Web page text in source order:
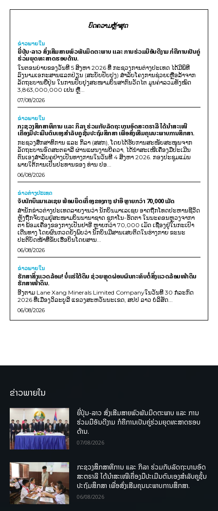
ບົດຄວາມຫຼ້າສຸດ
ຂ່າວພາຍ​ໃນ
ຍີ່ປຸ່ນ-ລາວ ສົ່ງເສີມສາຍພົວພັນມິດຕະພາບ ແລະ ການຮ່ວມມືອັນດີງາມ ກໍຄືການເປັນຄູ່
ຮ່ວມຍຸດທະສາດຮອບດ້ານ.
ໃນຕອນບ່າຍຂອງວັນທີ 5 ສິງຫາ 2026 ທີ່ ກະຊວງການຕ່າງປະເທດ ໄດ້ມີພິທີ
ລົງນາມເອກະສານແລກປ່ຽນ (ສະບັບປັບປຸງ) ສໍາລັບໂຄງການຊ່ວຍເຫຼືອລ້າຈາກ
ລັດຖະບານຍີ່ປຸ່ນ ໃນການປັບປຸງສະໜາມບິນສາກົນວັດໄຕ ມູນຄ່າລວມທັງໝົດ
3,863,000,000 ເຢນ ຫຼື...
07/08/2026
ຂ່າວພາຍ​ໃນ
ກະຊວງສຶກສາທິການ ແລະ ກິລາ ຮ່ວມກັບລັດຖະບານອົດສະຕຣາລີ ໄດ້ນຳສະເໜີ
ເຄື່ອງມືປະເມີນຕົນເອງສຳລັບຄູຊັ້ນປະຖົມສຶກສາ ເພື່ອສົ່ງເສີມຄຸນນະພາບການສຶກສາ.
ກະຊວງສຶກສາທິການ ແລະ ກິລາ (ສສກ), ໂດຍໄດ້ຮັບການສະໜັບສະໜູນຈາກ
ລັດຖະບານອົດສະຕຣາລີ ຜ່ານແຜນງານບີຄວາ, ໄດ້ນຳສະເໜີເຄື່ອງມືປະເມີນ
ຕົນເອງສຳລັບຄູຢ່າງເປັນທາງການໃນວັນທີ 4 ສິງຫາ 2026. ກອງປະຊຸມແມ່ນ
ພາຍໃຕ້ການເປັນປະທານຂອງ ທ່ານ ປອ...
06/08/2026
ຂ່າວຕ່າງປະເທດ
ຈັບນັກບິນມາເລເຊຍ ພ້ອມຍຶດເຄື່ອງຂອງກາງ ຢາອີ ຫຼາຍກວ່າ 70,000 ເມັດ
ສຳນັກຂ່າວຕ່າງປະເທດລາຍງານວ່າ ນັກບິນມາເລເຊຍ ອາດຖືກໂທດປະຫານຊີວິດ
ຫຼັງຖືກຈັບກຸມຢູ່ສະໜາມບິນນານາຊາດ ຊູກາໂນ-ຮັດຕາ ໃນນະຄອນຫຼວງຈາກາ
ຕາ ພ້ອມເຄື່ອງຂອງກາງເປັນຢາອີ ຫຼາຍກວ່າ 70,000 ເມັດ ເຊື່ອງຢູ່ໃນກະເປົາ
ເດີນທາງ ໂດຍຜົນກວດຍັງພົບວ່າ ນັກບິນມີສານເສບຕິດໃນຮ່າງກາຍ ຂະນະ
ປະຕິບັດໜ້າທີ່ຂັບເຮືອບິນໂດຍສານ...
06/08/2026
ຂ່າວພາຍ​ໃນ
ຮັກສາສິ່ງແວດລ້ອມ! ບໍ່ແຮ່ໃຕ້ດິນ ຊ່ວຍຫຼຸດຜ່ອນຜົນກະທົບຕໍ່ສິ່ງແວດລ້ອມໜ້າດິນ
ຮັກສາໜ້າດິນ.
ອີງຕາມ Lane Xang Minerals Limited Companyໃນວັນທີ 30 ກໍລະກົດ
2026 ທີ່ເມືອງວິລະບູລີ ແຂວງສະຫວັນນະເຂດ, ສປປ ລາວ ບໍລິສັດ...
06/08/2026
ຂ່າວພາຍໃນ
ຍີ່ປຸ່ນ-ລາວ ສົ່ງເສີມສາຍພົວພັນມິດຕະພາບ ແລະ ການ
ຮ່ວມມືອັນດີງາມ ກໍຄືການເປັນຄູ່ຮ່ວມຍຸດທະສາດຮອບ
ດ້ານ.
07/08/2026
ກະຊວງສຶກສາທິການ ແລະ ກິລາ ຮ່ວມກັບລັດຖະບານອົດ
ສະຕຣາລີ ໄດ້ນຳສະເໜີເຄື່ອງມືປະເມີນຕົນເອງສຳລັບຄູຊັ້ນ
ປະຖົມສຶກສາ ເພື່ອສົ່ງເສີມຄຸນນະພາບການສຶກສາ.
06/08/2026